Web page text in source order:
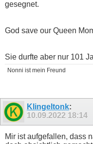
gesegnet.
God save our Queen
Sie durfte aber nur 101
Nonni ist mein Freund
Klingeltonk:
10.09.2022 18:14
Mir ist aufgefallen, dass